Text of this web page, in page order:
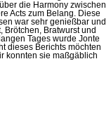
die Harmony zwischen
Acts zum Belang. Diese
war sehr genießbar und
Brötchen, Bratwurst und
Tages wurde Jonte
dieses Berichts möchten
konnten sie maßgäblich